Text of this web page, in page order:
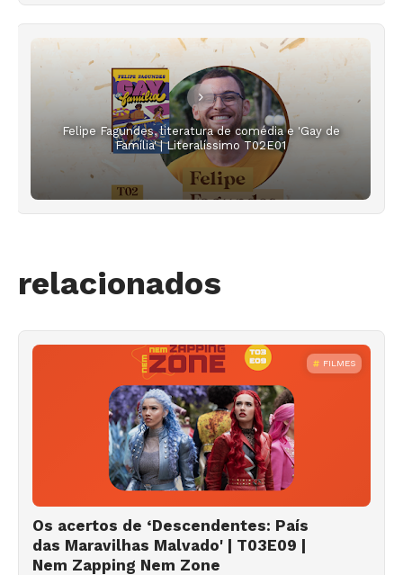
Felipe Fagundes, literatura de comédia e 'Gay de
Família' | Literalíssimo T02E01
relacionados
FILMES
Os acertos de ‘Descendentes: País
das Maravilhas Malvado' | T03E09 |
Nem Zapping Nem Zone